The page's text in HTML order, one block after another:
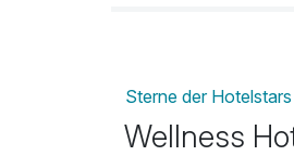
Sterne der
Wellness